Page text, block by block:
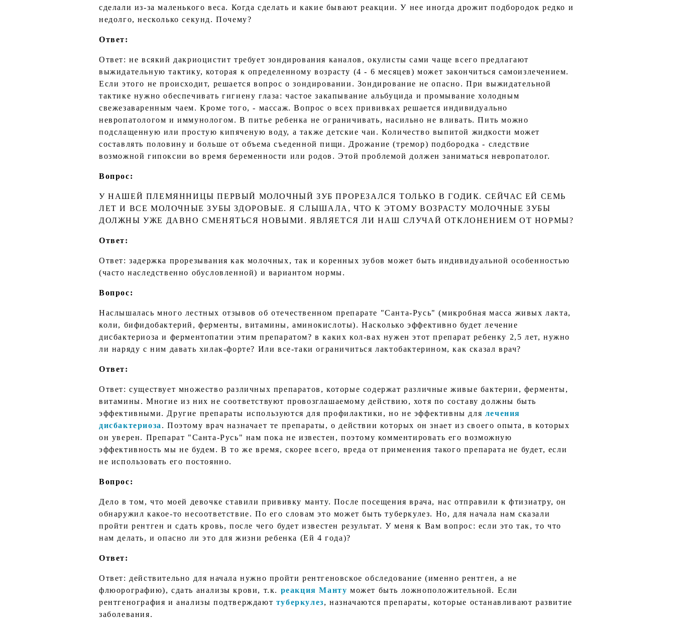
сделали из-за маленького веса. Когда сделать и какие бывают реакции. У нее иногда дрожит подбородок редко и
недолго, несколько секунд. Почему?
Ответ:
Ответ: не всякий дакриоцистит требует зондирования каналов, окулисты сами чаще всего предлагают
выжидательную тактику, которая к определенному возрасту (4 - 6 месяцев) может закончиться самоизлечением.
Если этого не происходит, решается вопрос о зондировании. Зондирование не опасно. При выжидательной
тактике нужно обеспечивать гигиену глаза: частое закапывание альбуцида и промывание холодным
свежезаваренным чаем. Кроме того, - массаж. Вопрос о всех прививках решается индивидуально
невропатологом и иммунологом. В питье ребенка не ограничивать, насильно не вливать. Пить можно
подслащенную или простую кипяченую воду, а также детские чаи. Количество выпитой жидкости может
составлять половину и больше от объема съеденной пищи. Дрожание (тремор) подбородка - следствие
возможной гипоксии во время беременности или родов. Этой проблемой должен заниматься невропатолог.
Вопрос:
У НАШЕЙ ПЛЕМЯННИЦЫ ПЕРВЫЙ МОЛОЧНЫЙ ЗУБ ПРОРЕЗАЛСЯ ТОЛЬКО В ГОДИК. СЕЙЧАС ЕЙ СЕМЬ
ЛЕТ И ВСЕ МОЛОЧНЫЕ ЗУБЫ ЗДОРОВЫЕ. Я СЛЫШАЛА, ЧТО К ЭТОМУ ВОЗРАСТУ МОЛОЧНЫЕ ЗУБЫ
ДОЛЖНЫ УЖЕ ДАВНО СМЕНЯТЬСЯ НОВЫМИ. ЯВЛЯЕТСЯ ЛИ НАШ СЛУЧАЙ ОТКЛОНЕНИЕМ ОТ НОРМЫ?
Ответ:
Ответ: задержка прорезывания как молочных, так и коренных зубов может быть индивидуальной особенностью
(часто наследственно обусловленной) и вариантом нормы.
Вопрос:
Наслышалась много лестных отзывов об отечественном препарате "Санта-Русь" (микробная масса живых лакта,
коли, бифидобактерий, ферменты, витамины, аминокислоты). Насколько эффективно будет лечение
дисбактериоза и ферментопатии этим препаратом? в каких кол-вах нужен этот препарат ребенку 2,5 лет, нужно
ли наряду с ним давать хилак-форте? Или все-таки ограничиться лактобактерином, как сказал врач?
Ответ:
Ответ: существует множество различных препаратов, которые содержат различные живые бактерии, ферменты,
витамины. Многие из них не соответствуют провозглашаемому действию, хотя по составу должны быть
эффективными. Другие препараты используются для профилактики, но не эффективны для лечения
дисбактериоза . Поэтому врач назначает те препараты, о действии которых он знает из своего опыта, в которых
он уверен. Препарат "Санта-Русь" нам пока не известен, поэтому комментировать его возможную
эффективность мы не будем. В то же время, скорее всего, вреда от применения такого препарата не будет, если
не использовать его постоянно.
Вопрос:
Дело в том, что моей девочке ставили прививку манту. После посещения врача, нас отправили к фтизиатру, он
обнаружил какое-то несоответствие. По его словам это может быть туберкулез. Но, для начала нам сказали
пройти рентген и сдать кровь, после чего будет известен результат. У меня к Вам вопрос: если это так, то что
нам делать, и опасно ли это для жизни ребенка (Ей 4 года)?
Ответ:
Ответ: действительно для начала нужно пройти рентгеновское обследование (именно рентген, а не
флюорографию), сдать анализы крови, т.к. реакция Манту может быть ложноположительной. Если
рентгенография и анализы подтверждают туберкулез, назначаются препараты, которые останавливают развитие
заболевания.